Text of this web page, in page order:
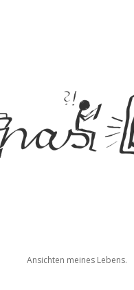
Ansichten meines Lebens.